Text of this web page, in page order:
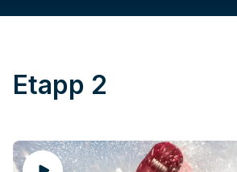
Etapp 2